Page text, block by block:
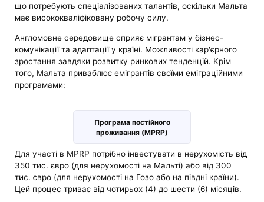
що потребують спеціалізованих талантів, оскільки Мальта
має висококваліфіковану робочу силу.
Англомовне середовище сприяє мігрантам у бізнес-
комунікації та адаптації у країні. Можливості кар'єрного
зростання завдяки розвитку ринкових тенденцій. Крім
того, Мальта приваблює емігрантів своїми еміграційними
програмами:
Програма постійного
проживання (MPRP)
Для участі в MPRP потрібно інвестувати в нерухомість від
350 тис. євро (для нерухомості на Мальті) або від 300
тис. євро (для нерухомості на Гозо або на півдні країни).
Цей процес триває від чотирьох (4) до шести (6) місяців.